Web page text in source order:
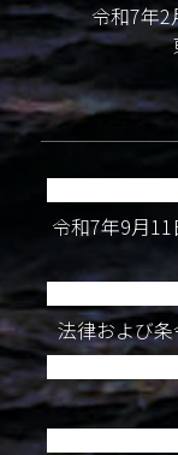
令和7年2
令和7年9月
法律および